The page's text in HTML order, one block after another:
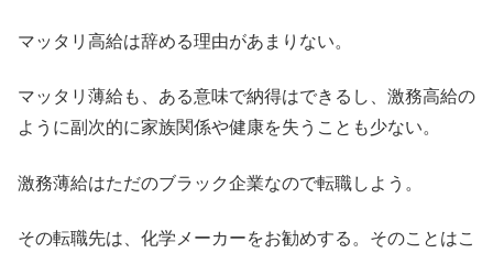
マッタリ高給は辞める理由があまりない。
マッタリ薄給も、ある意味で納得はできるし、激務高給の
ように副次的に家族関係や健康を失うことも少ない。
激務薄給はただのブラック企業なので転職しよう。
その転職先は、化学メーカーをお勧めする。そのことはこ